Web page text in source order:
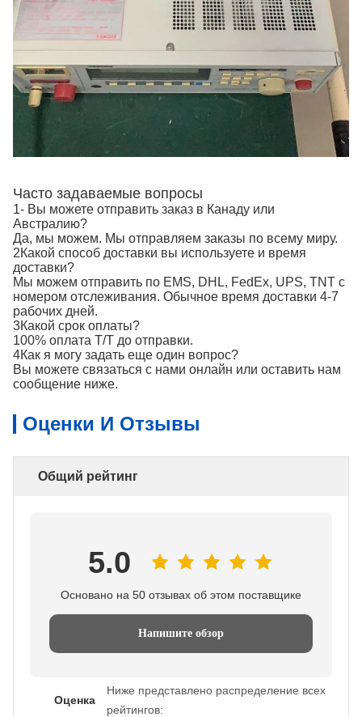
Часто задаваемые вопросы
1- Вы можете отправить заказ в Канаду или
Австралию?
Да, мы можем. Мы отправляем заказы по всему миру.
2Какой способ доставки вы используете и время
доставки?
Мы можем отправить по EMS, DHL, FedEx, UPS, TNT с
номером отслеживания. Обычное время доставки 4-7
рабочих дней.
3Какой срок оплаты?
100% оплата T/T до отправки.
4Как я могу задать еще один вопрос?
Вы можете связаться с нами онлайн или оставить нам
сообщение ниже.
Оценки И Отзывы
Общий рейтинг
5.0
Основано на 50 отзывах об этом поставщике
Напишите обзор
Оценка
Ниже представлено распределение всех
рейтингов: